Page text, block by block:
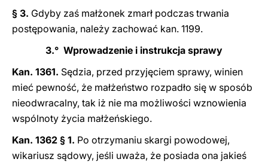
§ 3. Gdyby zaś małżonek zmarł podczas trwania
postępowania, należy zachować kan. 1199.
3.° Wprowadzenie i instrukcja sprawy
Kan. 1361. Sędzia, przed przyjęciem sprawy, winien
mieć pewność, że małżeństwo rozpadło się w sposób
nieodwracalny, tak iż nie ma możliwości wznowienia
wspólnoty życia małżeńskiego.
Kan. 1362 § 1. Po otrzymaniu skargi powodowej,
wikariusz sądowy, jeśli uważa, że posiada ona jakieś